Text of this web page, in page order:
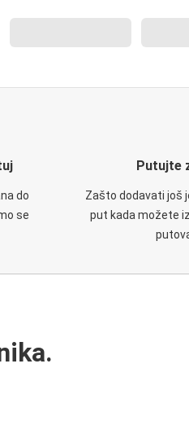
do
se
Putujte
Zašto dodavati još
put kada možete